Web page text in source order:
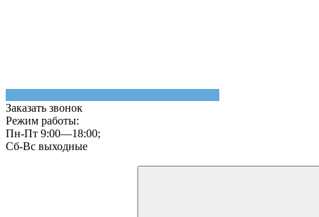
Заказать звонок
Режим работы:
Пн-Пт 9:00—18:00;
Сб-Вс выходные